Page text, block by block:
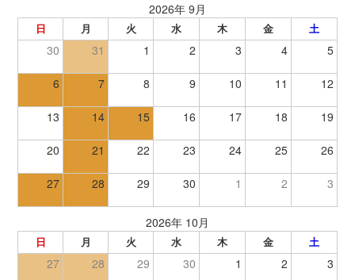
2026年 9月
日 月 火 水 木 金 土
30 31 1 2 3 4 5
6 7 8 9 10 11 12
13 14 15 16 17 18 19
20 21 22 23 24 25 26
27 28 29 30 1 2 3
2026年 10月
日 月 火 水 木 金 土
27 28 29 30 1 2 3